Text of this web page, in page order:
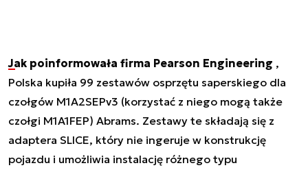
Jak poinformowała firma Pearson Engineering ,
Polska kupiła 99 zestawów osprzętu saperskiego dla
czołgów M1A2SEPv3 (korzystać z niego mogą także
czołgi M1A1FEP) Abrams. Zestawy te składają się z
adaptera SLICE, który nie ingeruje w konstrukcję
pojazdu i umożliwia instalację różnego typu